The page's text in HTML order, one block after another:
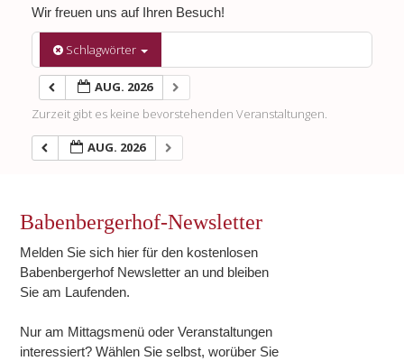
Wir freuen uns auf Ihren Besuch!
Schlagwörter
AUG. 2026
Zurzeit gibt es keine bevorstehenden Veranstaltungen.
AUG. 2026
Babenbergerhof-Newsletter
Melden Sie sich hier für den kostenlosen
Babenbergerhof Newsletter an und bleiben
Sie am Laufenden.
Nur am Mittagsmenü oder Veranstaltungen
interessiert? Wählen Sie selbst, worüber Sie